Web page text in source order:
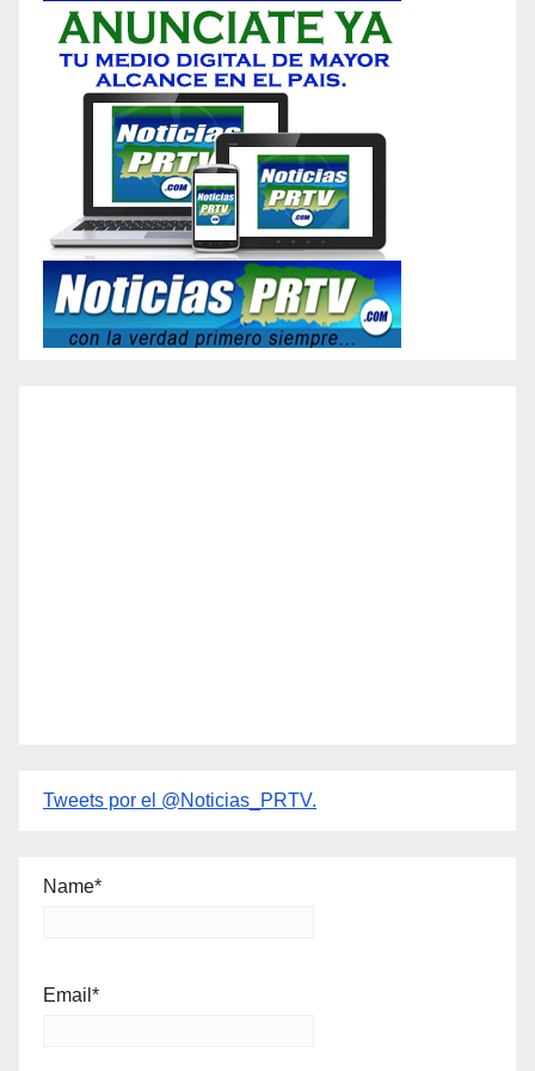
Tweets por el @Noticias_PRTV.
Name*
Email*